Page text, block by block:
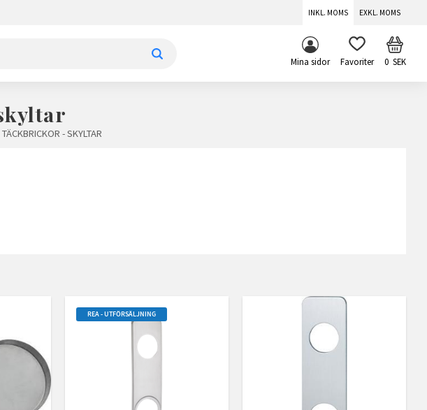
INKL. MOMS EXKL. MOMS
Mina sidor FAVORITER 0SEK
TÄCKBRICKOR - SKYLTAR
REA - UTFÖRSÄLJNING